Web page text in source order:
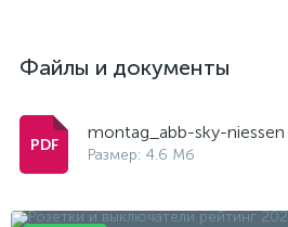
Файлы и документы
montag_abb-sky-niessen
Размер: 4.6 Мб